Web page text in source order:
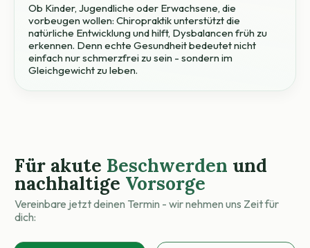
Ob Kinder, Jugendliche oder Erwachsene, die
vorbeugen wollen: Chiropraktik unterstützt die
natürliche Entwicklung und hilft, Dysbalancen früh zu
erkennen. Denn echte Gesundheit bedeutet nicht
einfach nur schmerzfrei zu sein - sondern im
Gleichgewicht zu leben.
Für akute Beschwerden und
nachhaltige Vorsorge
Vereinbare jetzt deinen Termin - wir nehmen uns Zeit für
dich: